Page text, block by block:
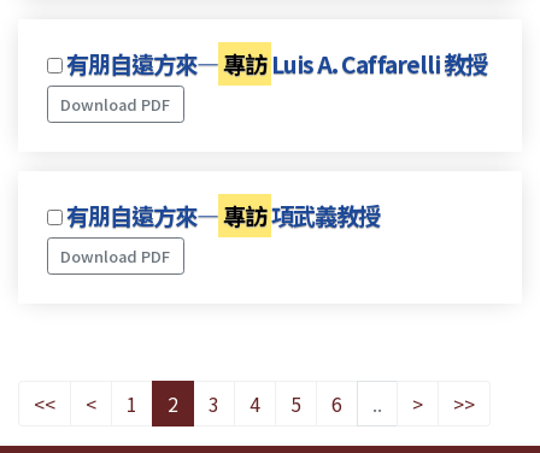
有朋自遠方來—專訪 Luis A. Caffarelli 教授
Download PDF
有朋自遠方來—專訪項武義教授
Download PDF
<< < 1 2 3 4 5 6 .. > >>